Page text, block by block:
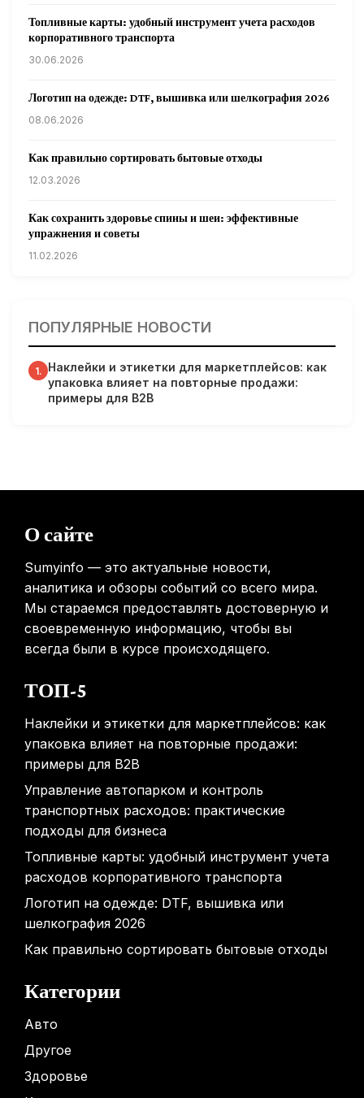
Топливные карты: удобный инструмент учета расходов
корпоративного транспорта
30.06.2026
Логотип на одежде: DTF, вышивка или шелкография 2026
08.06.2026
Как правильно сортировать бытовые отходы
12.03.2026
Как сохранить здоровье спины и шеи: эффективные
упражнения и советы
11.02.2026
31.01.2026
Гарвардские ученые обнаружили сеть лимфатических
сосудов в мозге человека и мышей
31.01.2026
выявления рисков раннего старения
ПОПУЛЯРНЫЕ НОВОСТИ
1. Наклейки и этикетки для маркетплейсов: как
упаковка влияет на повторные продажи:
примеры для B2B
О сайте
Sumyinfo — это актуальные новости,
аналитика и обзоры событий со всего мира.
Мы стараемся предоставлять достоверную и
своевременную информацию, чтобы вы
всегда были в курсе происходящего.
ТОП-5
Наклейки и этикетки для маркетплейсов: как
упаковка влияет на повторные продажи:
примеры для B2B
Управление автопарком и контроль
транспортных расходов: практические
подходы для бизнеса
Топливные карты: удобный инструмент учета
расходов корпоративного транспорта
Логотип на одежде: DTF, вышивка или
шелкография 2026
Как правильно сортировать бытовые отходы
Категории
Авто
Другое
Здоровье